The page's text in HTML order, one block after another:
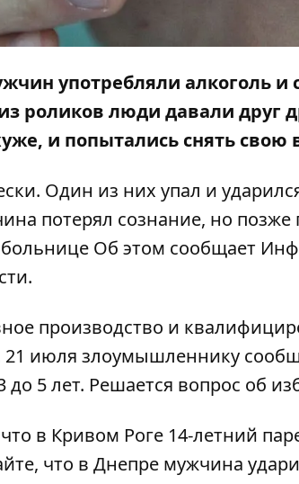
употребляли алкоголь и
роликов люди давали друг
и попытались снять свою
Один из них упал и
потерял сознание, но
Об этом сообщает
производство и
21 июля злоумышленнику
5 лет. Решается вопрос об
в Кривом Роге 14-летний
что в Днепре мужчина